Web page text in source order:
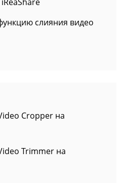
Trimmer на
скорости